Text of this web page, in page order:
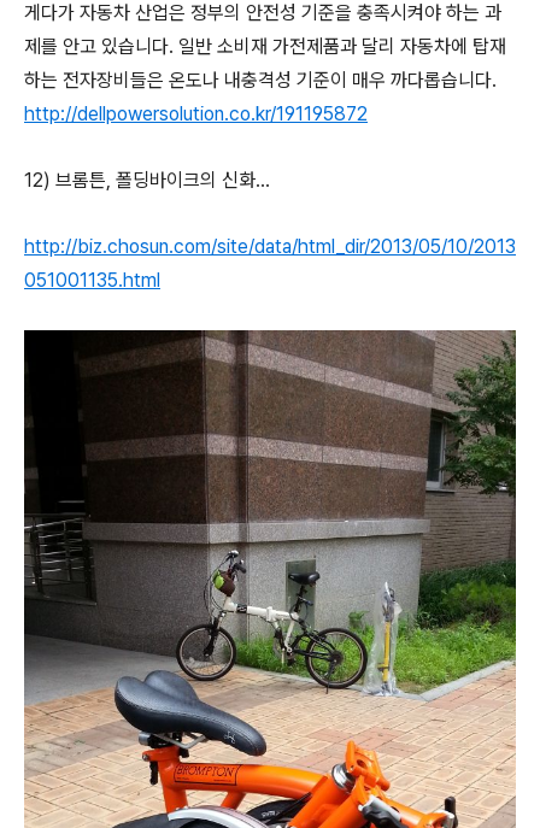
게다가 자동차 산업은 정부의 안전성 기준을 충족시켜야 하는 과
제를 안고 있습니다. 일반 소비재 가전제품과 달리 자동차에 탑재
하는 전자장비들은 온도나 내충격성 기준이 매우 까다롭습니다.
http://dellpowersolution.co.kr/191195872
12) 브롬튼, 폴딩바이크의 신화...
http://biz.chosun.com/site/data/html_dir/2013/05/10/2013
051001135.html